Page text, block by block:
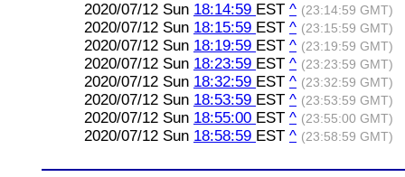
2020/07/12 Sun 18:14:59 EST ^ (23:14:59 GMT)
2020/07/12 Sun 18:15:59 EST ^ (23:15:59 GMT)
2020/07/12 Sun 18:19:59 EST ^ (23:19:59 GMT)
2020/07/12 Sun 18:23:59 EST ^ (23:23:59 GMT)
2020/07/12 Sun 18:32:59 EST ^ (23:32:59 GMT)
2020/07/12 Sun 18:53:59 EST ^ (23:53:59 GMT)
2020/07/12 Sun 18:55:00 EST ^ (23:55:00 GMT)
2020/07/12 Sun 18:58:59 EST ^ (23:58:59 GMT)